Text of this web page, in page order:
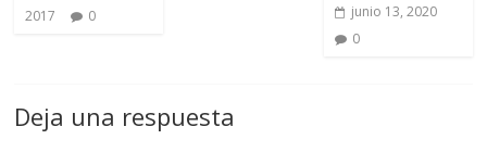
2017
0
junio 13, 2020
0
Deja una respuesta